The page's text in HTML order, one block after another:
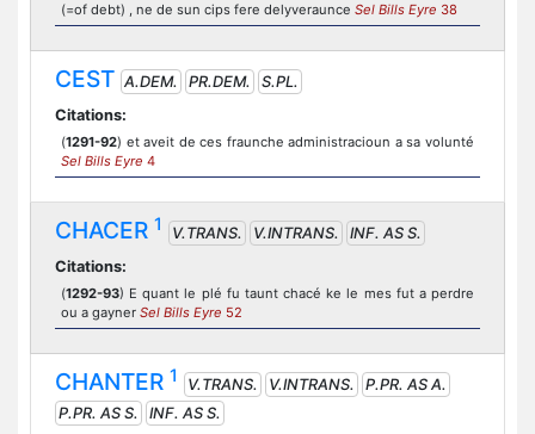
(=of debt) , ne de sun cips fere delyveraunce Sel Bills Eyre 38
CEST A.DEM. PR.DEM.
S.PL.
Citations:
(1291-92) et aveit de ces fraunche administracioun a sa volunté
Sel Bills Eyre 4
CHACER 1 V.TRANS. V.INTRANS.
INF. AS S.
Citations:
(1292-93) E quant le plé fu taunt chacé ke le mes fut a perdre
ou a gayner Sel Bills Eyre 52
CHANTER 1 V.TRANS. V.INTRANS.
P.PR. AS A.
P.PR. AS S.
INF. AS S.